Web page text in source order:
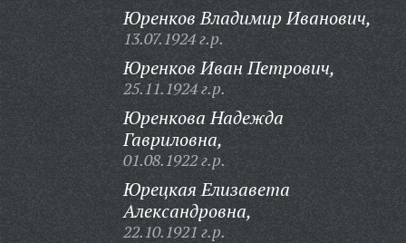
Юренков Владимир Иванович,
13.07.1924 г.р.
Юренков Иван Петрович,
25.11.1924 г.р.
Юренкова Надежда
Гавриловна,
01.08.1922 г.р.
Юрецкая Елизавета
Александровна,
22.10.1921 г.р.